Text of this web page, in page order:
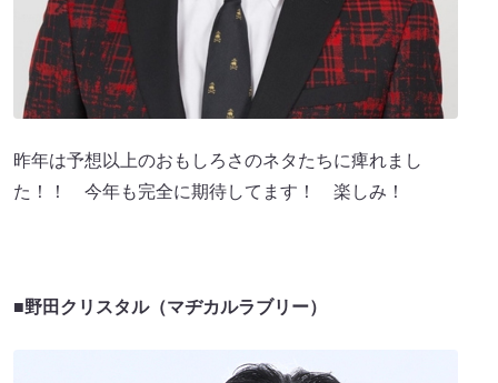
昨年は予想以上のおもしろさのネタたちに痺れまし
た！！ 今年も完全に期待してます！ 楽しみ！
■野田クリスタル（マヂカルラブリー）